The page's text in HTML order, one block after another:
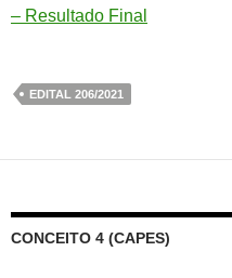
– Resultado Final
EDITAL 206/2021
CONCEITO 4 (CAPES)